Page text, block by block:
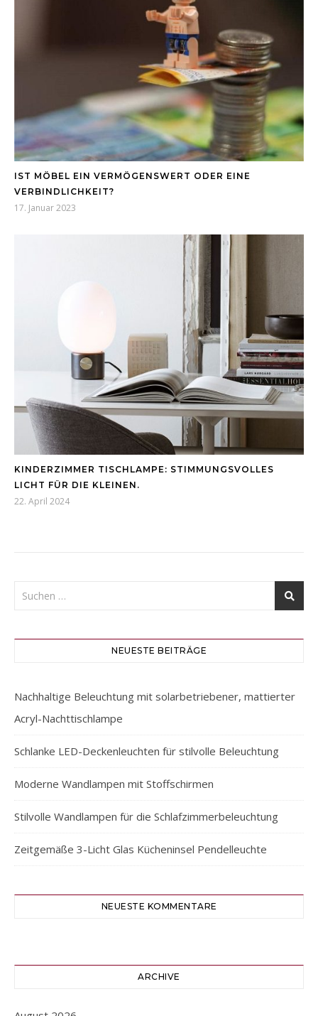
IST MÖBEL EIN VERMÖGENSWERT ODER EINE
VERBINDLICHKEIT?
17. Januar 2023
KINDERZIMMER TISCHLAMPE: STIMMUNGSVOLLES
LICHT FÜR DIE KLEINEN.
22. April 2024
NEUESTE BEITRÄGE
Nachhaltige Beleuchtung mit solarbetriebener, mattierter
Acryl-Nachttischlampe
Schlanke LED-Deckenleuchten für stilvolle Beleuchtung
Moderne Wandlampen mit Stoffschirmen
Stilvolle Wandlampen für die Schlafzimmerbeleuchtung
Zeitgemäße 3-Licht Glas Kücheninsel Pendelleuchte
NEUESTE KOMMENTARE
ARCHIVE